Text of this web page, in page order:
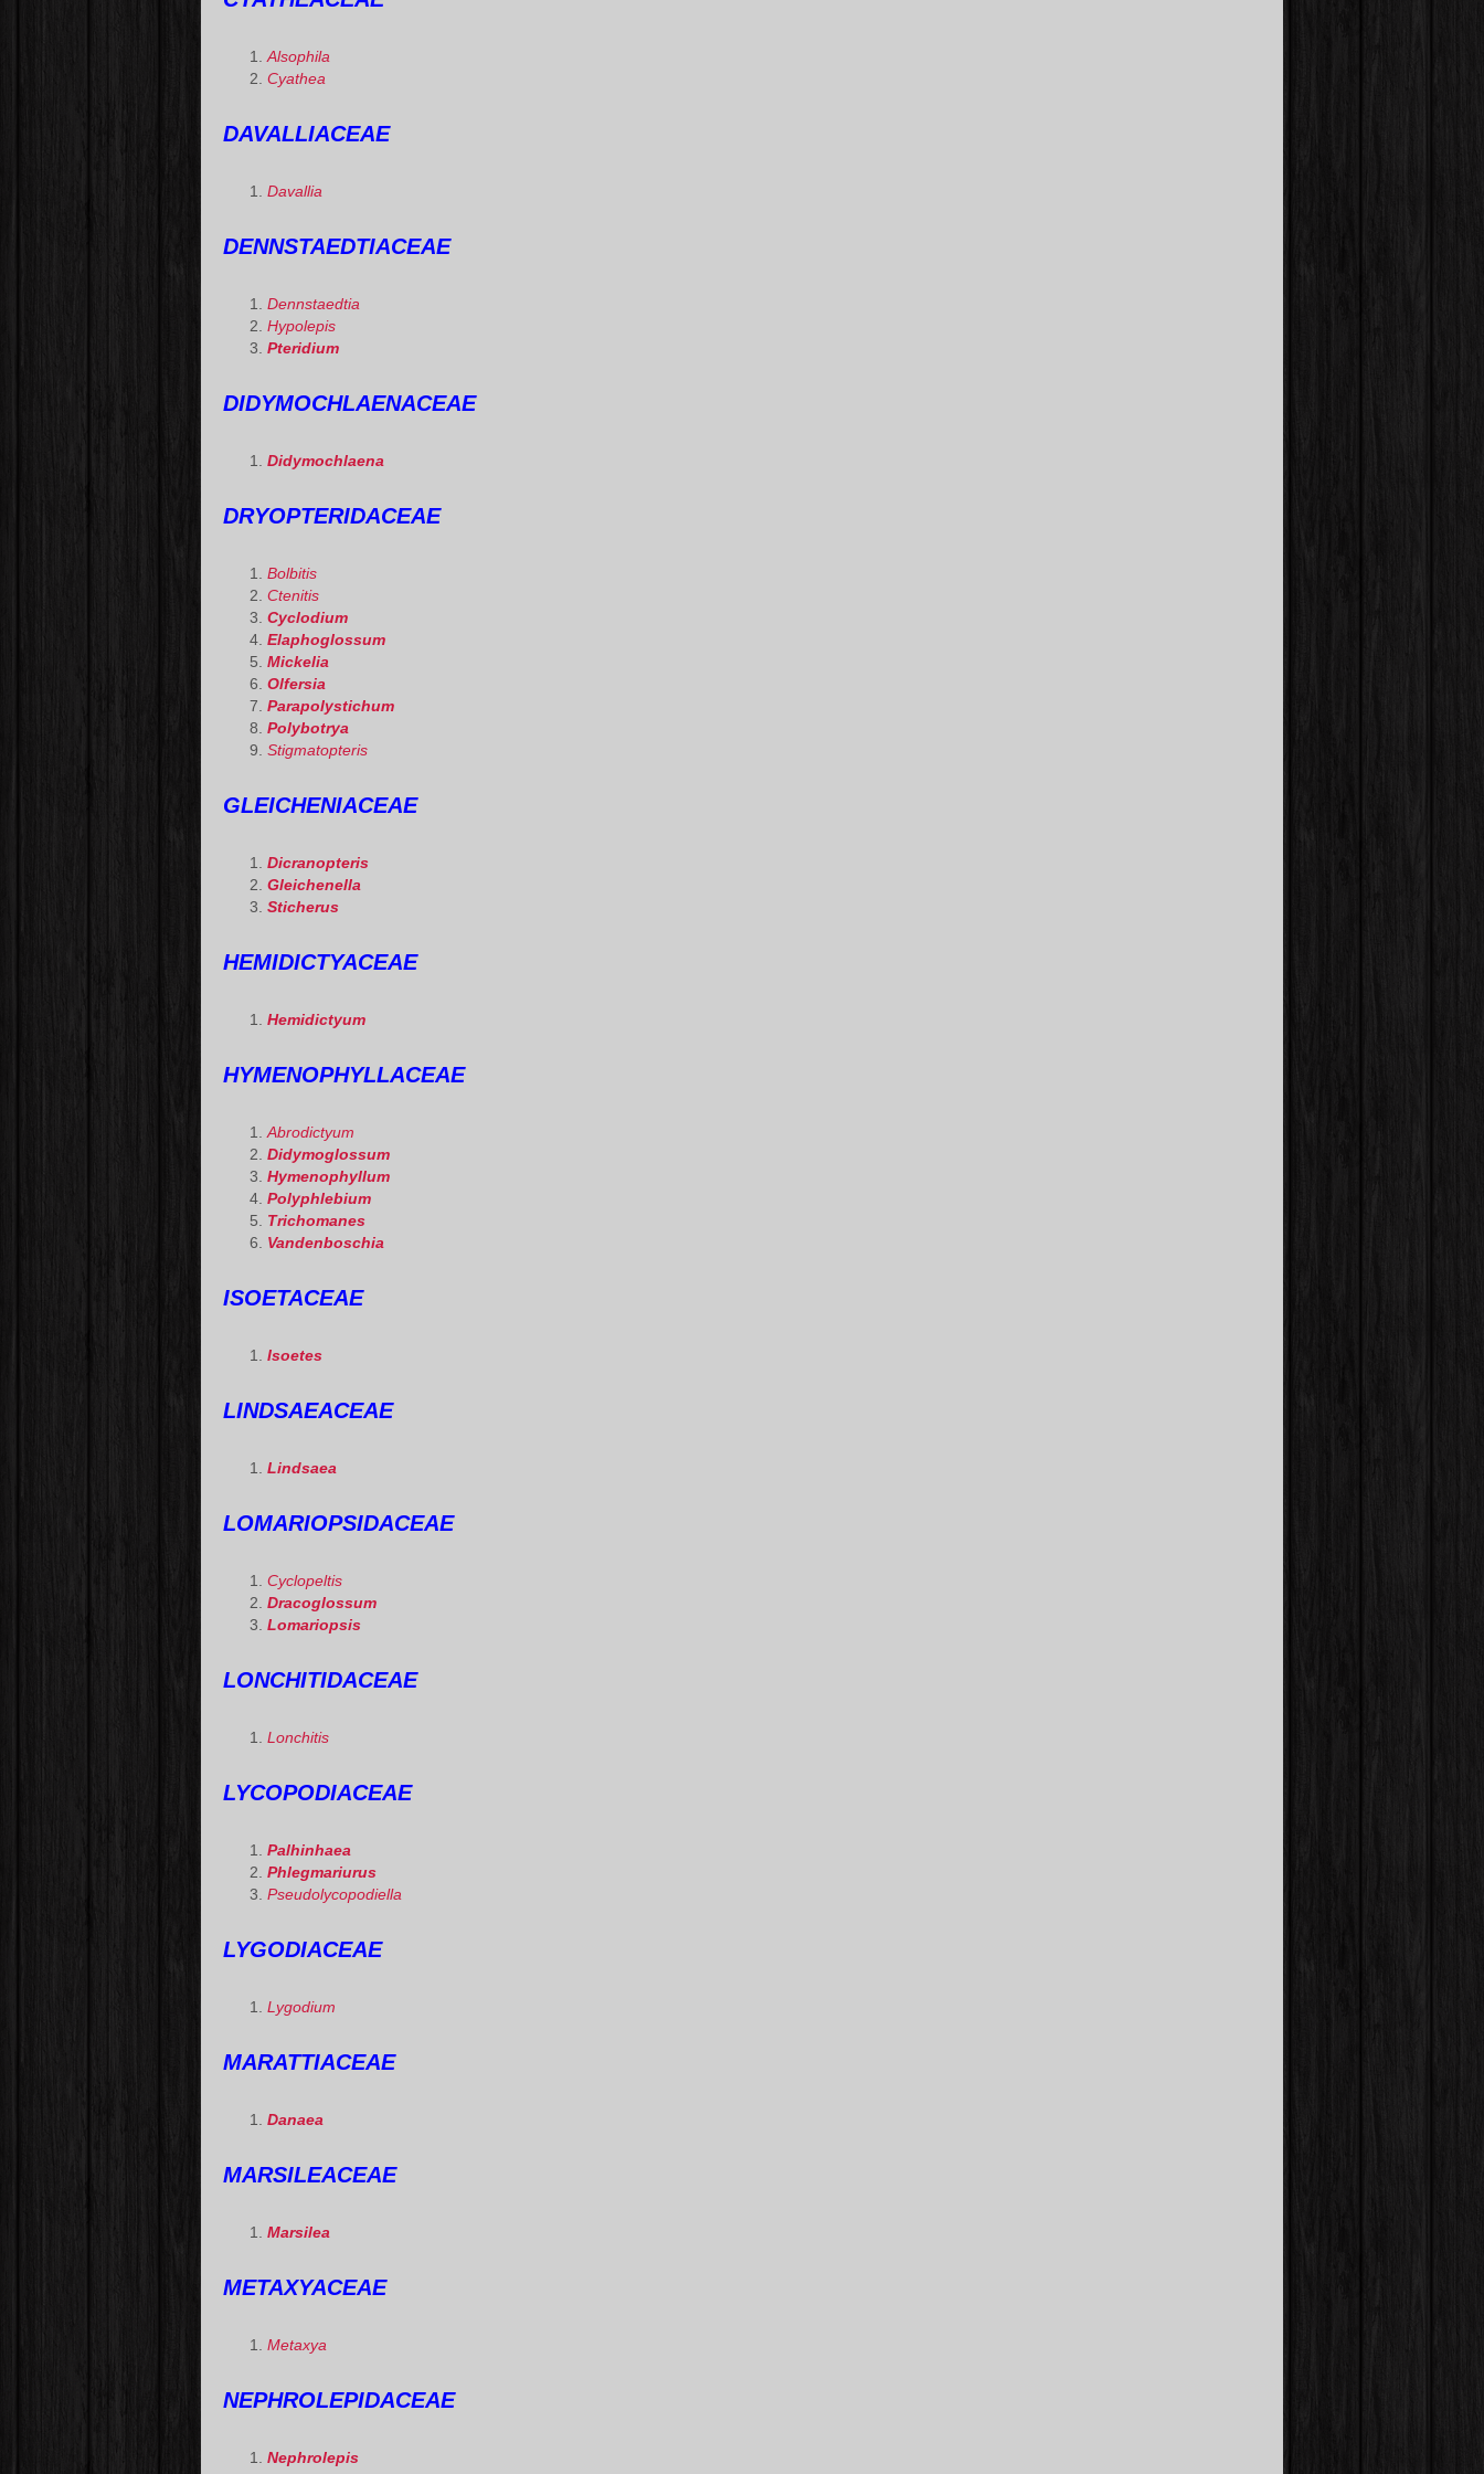
Alsophila
Cyathea
DAVALLIACEAE
Davallia
DENNSTAEDTIACEAE
Dennstaedtia
Hypolepis
Pteridium
DIDYMOCHLAENACEAE
Didymochlaena
DRYOPTERIDACEAE
Bolbitis
Ctenitis
Cyclodium
Elaphoglossum
Mickelia
Olfersia
Parapolystichum
Polybotrya
Stigmatopteris
GLEICHENIACEAE
Dicranopteris
Gleichenella
Sticherus
HEMIDICTYACEAE
Hemidictyum
HYMENOPHYLLACEAE
Abrodictyum
Didymoglossum
Hymenophyllum
Polyphlebium
Trichomanes
Vandenboschia
ISOETACEAE
Isoetes
LINDSAEACEAE
Lindsaea
LOMARIOPSIDACEAE
Cyclopeltis
Dracoglossum
Lomariopsis
LONCHITIDACEAE
Lonchitis
LYCOPODIACEAE
Palhinhaea
Phlegmariurus
Pseudolycopodiella
LYGODIACEAE
Lygodium
MARATTIACEAE
Danaea
MARSILEACEAE
Marsilea
METAXYACEAE
Metaxya
NEPHROLEPIDACEAE
Nephrolepis